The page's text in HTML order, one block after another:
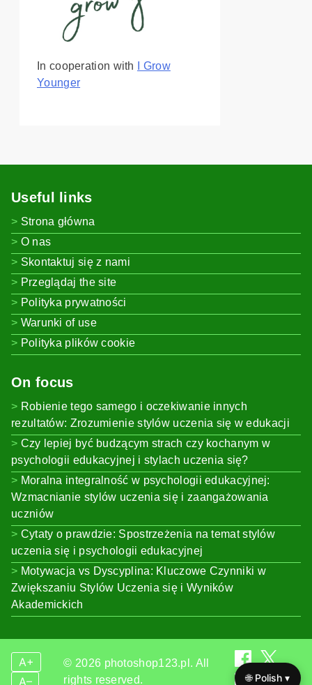
In cooperation with
I Grow
Younger
Useful links
Strona główna
O nas
Skontaktuj się z nami
Przeglądaj the site
Polityka prywatności
Warunki of use
Polityka plików cookie
On focus
Robienie tego samego i oczekiwanie innych
rezultatów: Zrozumienie stylów uczenia się w edukacji
Czy lepiej być budzącym strach czy kochanym w
psychologii edukacyjnej i stylach uczenia się?
Moralna integralność w psychologii edukacyjnej:
Wzmacnianie stylów uczenia się i zaangażowania
uczniów
Cytaty o prawdzie: Spostrzeżenia na temat stylów
uczenia się i psychologii edukacyjnej
Motywacja vs Dyscyplina: Kluczowe Czynniki w
Zwiększaniu Stylów Uczenia się i Wyników
Akademickich
A+
A–
© 2026 photoshop123.pl. All
rights reserved.
🌐 Polish ▾